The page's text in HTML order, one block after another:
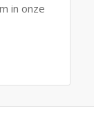
in onze